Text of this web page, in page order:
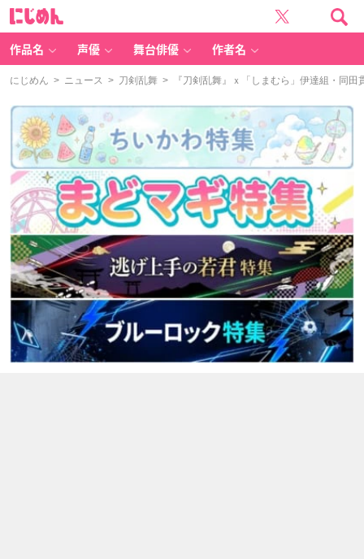
作品名 声優 舞台俳優 作者名
にじめん > ニュース > 刀剣乱舞 > 『刀剣乱舞』ｘ「しまむら」伊達組・同田